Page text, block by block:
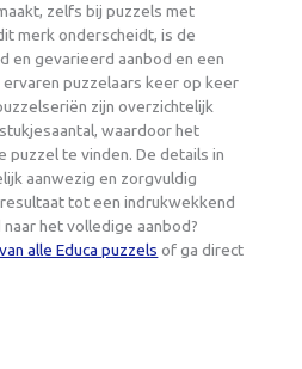
zelfs bij puzzels met
merk onderscheidt, is de
en gevarieerd aanbod en een
puzzelaars keer op keer
zijn overzichtelijk
waardoor het
puzzel te vinden. De details in
aanwezig en zorgvuldig
tot een indrukwekkend
het volledige aanbod?
alle Educa puzzels of ga direct